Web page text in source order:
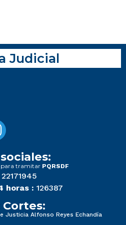
Judicial
para tramitar PQRSDF
22171945
horas : 126387
Justicia Alfonso Reyes Echandía